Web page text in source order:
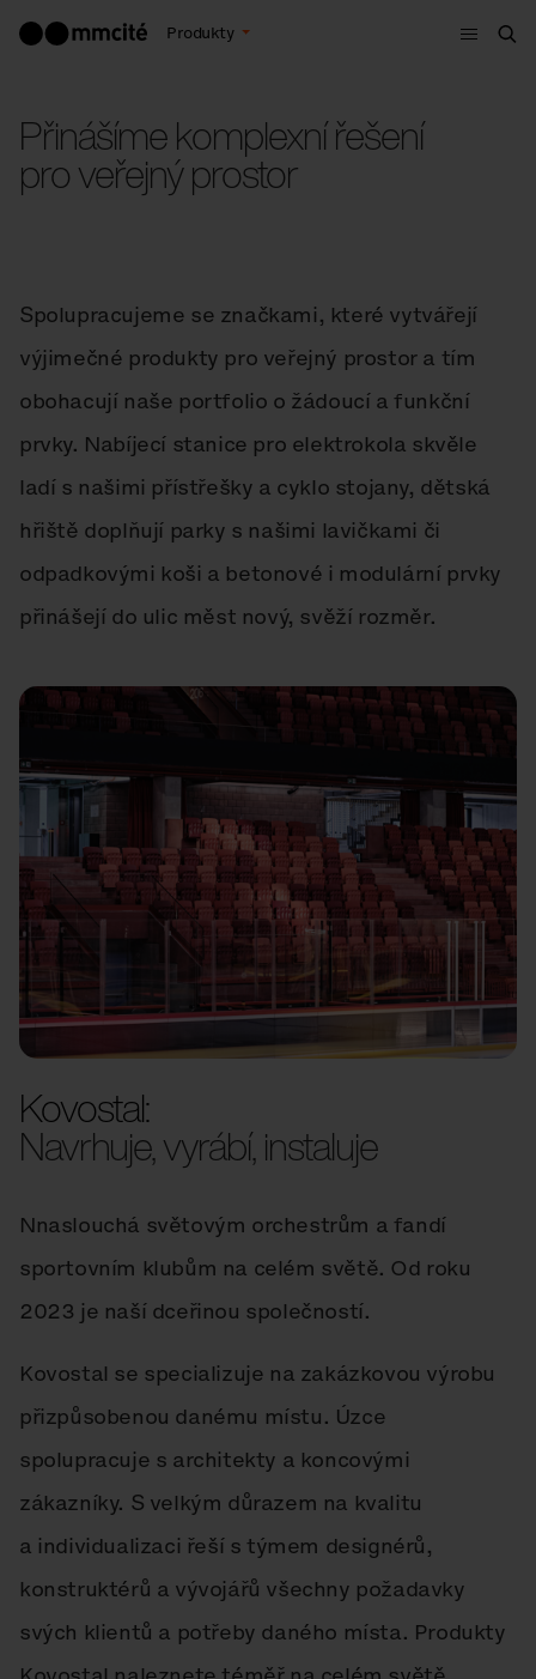
Produkty
Menu
Přinášíme komplexní řešení
pro veřejný prostor
Spolupracujeme se značkami, které vytvářejí
výjimečné produkty pro veřejný prostor a tím
obohacují naše portfolio o žádoucí a funkční
prvky. Nabíjecí stanice pro elektrokola skvěle
ladí s našimi přístřešky a cyklo stojany, dětská
hřiště doplňují parky s našimi lavičkami či
odpadkovými koši a betonové i modulární prvky
přinášejí do ulic měst nový, svěží rozměr.
Kovostal:
Navrhuje, vyrábí, instaluje
Nnaslouchá světovým orchestrům a fandí
sportovním klubům na celém světě. Od roku
2023 je naší dceřinou společností.
Kovostal se specializuje na zakázkovou výrobu
přizpůsobenou danému místu. Úzce
spolupracuje s architekty a koncovými
zákazníky. S velkým důrazem na kvalitu
a individualizaci řeší s týmem designérů,
konstruktérů a vývojářů všechny požadavky
svých klientů a potřeby daného místa. Produkty